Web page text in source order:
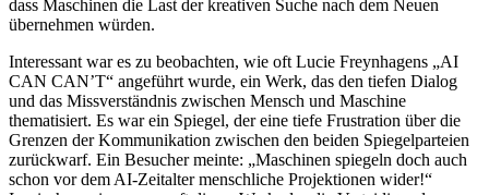
dass Maschinen die Last der kreativen Suche nach dem Neuen
übernehmen würden.
Interessant war es zu beobachten, wie oft Lucie Freynhagens „AI
CAN CAN’T“ angeführt wurde, ein Werk, das den tiefen Dialog
und das Missverständnis zwischen Mensch und Maschine
thematisiert. Es war ein Spiegel, der eine tiefe Frustration über die
Grenzen der Kommunikation zwischen den beiden Spiegelparteien
zurückwarf. Ein Besucher meinte: „Maschinen spiegeln doch auch
schon vor dem AI-Zeitalter menschliche Projektionen wider!“